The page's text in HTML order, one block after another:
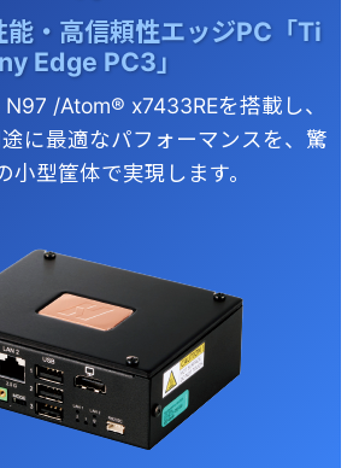
能・高信頼性エッジPC「Ti
ny Edge PC3」
/Atom® x7433REを搭載し、
に最適なパフォーマンスを、驚
小型筐体で実現します。